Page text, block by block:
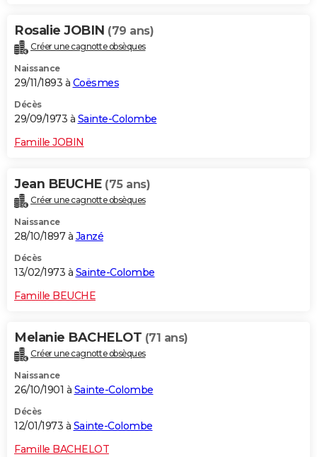
Rosalie JOBIN (79 ans)
Créer une cagnotte obsèques
Naissance
29/11/1893 à Coësmes
Décès
29/09/1973 à Sainte-Colombe
Famille JOBIN
Jean BEUCHE (75 ans)
Créer une cagnotte obsèques
Naissance
28/10/1897 à Janzé
Décès
13/02/1973 à Sainte-Colombe
Famille BEUCHE
Melanie BACHELOT (71 ans)
Créer une cagnotte obsèques
Naissance
26/10/1901 à Sainte-Colombe
Décès
12/01/1973 à Sainte-Colombe
Famille BACHELOT